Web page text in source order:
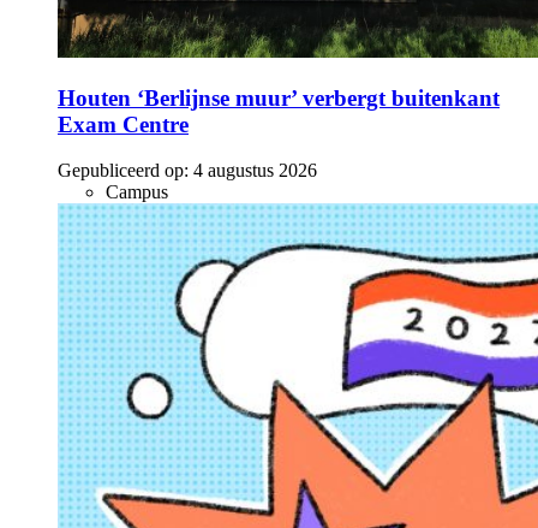
Houten ‘Berlijnse muur’ verbergt buitenkant
Exam Centre
Gepubliceerd op: 4 augustus 2026
Campus